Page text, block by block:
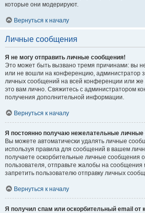
которые они модерируют.
Вернуться к началу
Личные сообщения
Я не могу отправить личные сообщения!
Это может быть вызвано тремя причинами: вы
или не вошли на конференцию, администратор
личных сообщений на всей конференции или же
это вам лично. Свяжитесь с администратором
получения дополнительной информации.
Вернуться к началу
Я постоянно получаю нежелательные личные
Вы можете автоматически удалять личные
используя правила для сообщений в вашем
получаете оскорбительные личные сообщения
пользователя, отправьте жалобы на сообщения
запретить пользователю отправку личных
Вернуться к началу
Я получил спам или оскорбительный email от